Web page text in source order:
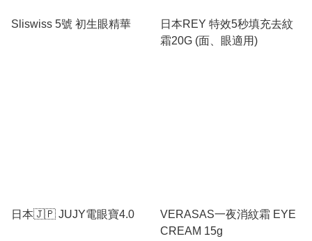
Sliswiss 5號 初生眼精華
日本REY 特效5秒填充去紋
霜20G (面、眼適用)
日本🇯🇵 JUJY電眼寶4.0
VERASAS一夜消紋霜 EYE
CREAM 15g